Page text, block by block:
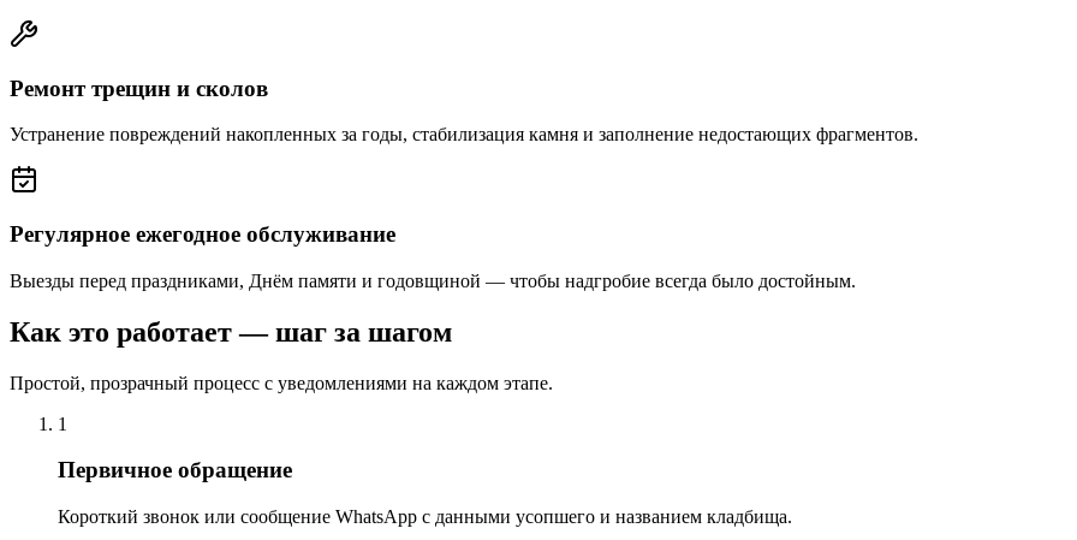
Ремонт трещин и сколов
Устранение повреждений накопленных за годы, стабилизация камня и заполнение недостающих фрагментов.
Регулярное ежегодное обслуживание
Выезды перед праздниками, Днём памяти и годовщиной — чтобы надгробие всегда было достойным.
Как это работает — шаг за шагом
Простой, прозрачный процесс с уведомлениями на каждом этапе.
1
Первичное обращение
Короткий звонок или сообщение WhatsApp с данными усопшего и названием кладбища.